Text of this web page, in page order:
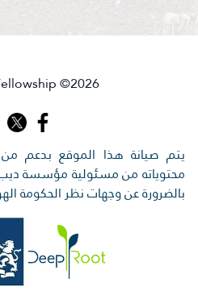
©2026
يتم صيانة هذا الموقع بدعم من
محتوياته من مسئولية مؤسسة
بالضرورة عن وجهات نظر الحكومة